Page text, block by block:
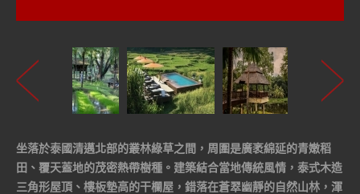
坐落於泰國清邁北部的叢林綠草之間，周圍是廣袤綿延的青嫩稻
田、覆天蓋地的茂密熱帶樹種。建築結合當地傳統風情，泰式木造
三角形屋頂、樓板墊高的干欄屋，錯落在蒼翠幽靜的自然山林，渾